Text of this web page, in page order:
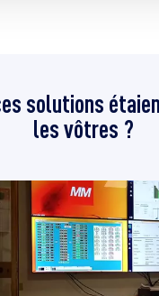
solutions
les vôtres ?